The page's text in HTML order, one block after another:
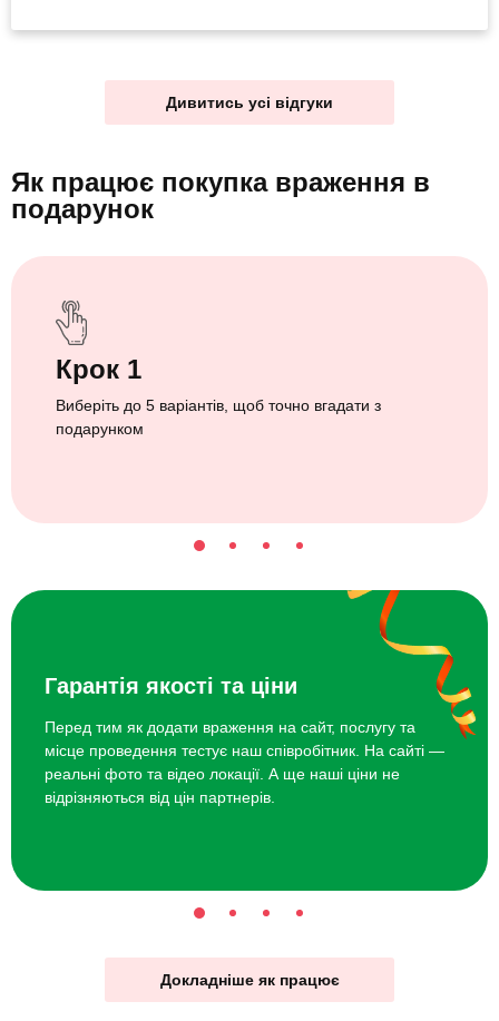
Дивитись усі відгуки
Як працює покупка враження в
подарунок
Крок 1
Виберіть до 5 варіантів, щоб точно вгадати з
подарунком
Гарантія якості та ціни
Перед тим як додати враження на сайт, послугу та
місце проведення тестує наш співробітник. На сайті —
реальні фото та відео локації. А ще наші ціни не
відрізняються від цін партнерів.
Докладніше як працює